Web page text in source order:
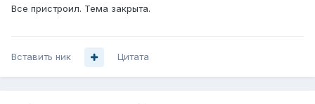
Все пристроил. Тема закрыта.
Вставить ник Цитата